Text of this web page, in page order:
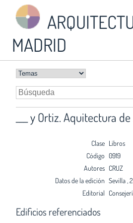
MADRID
___ y Ortiz. Aquitectura
Clase Libros
Código 0919
Autores CRUZ
Datos de la edición Sevilla ,
Editorial
Edificios referenciados